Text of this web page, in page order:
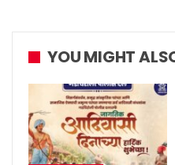
YOU MIGHT